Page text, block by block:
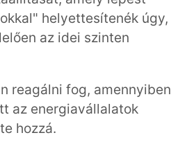
helyettesítenék úgy,
az idei szinten
reagálni fog, amennyiben
az energiavállalatok
hozzá.